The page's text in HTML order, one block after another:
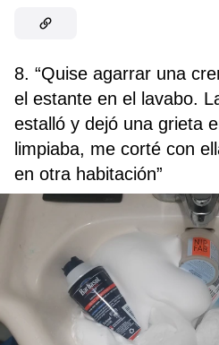
8. “Quise agarrar una
el estante en el lavabo.
estalló y dejó una grieta
limpiaba, me corté con
en otra habitación”